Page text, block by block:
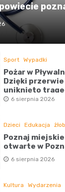
Sport Wypadki
Pożar w
Dzięki
uniknięto
6 sierpnia 2026
Dzieci Edukacja
Poznaj miejskie
otwarte w
6 sierpnia 2026
Kultura Wydarzenia